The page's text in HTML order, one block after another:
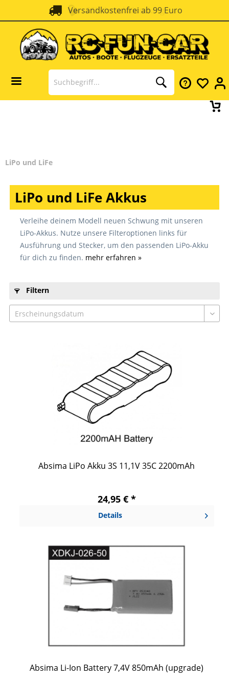
Versandkostenfrei ab 99 Euro
SSL Verschlüsselung
LiPo und LiFe
LiPo und LiFe Akkus
Verleihe deinem Modell neuen Schwung mit unseren
LiPo-Akkus. Nutze unsere Filteroptionen links für
Ausführung und Stecker, um den passenden LiPo-Akku
für dich zu finden. mehr erfahren »
Filtern
Absima LiPo Akku 3S 11,1V 35C 2200mAh
24,95 € *
Details
Absima Li-Ion Battery 7,4V 850mAh (upgrade)